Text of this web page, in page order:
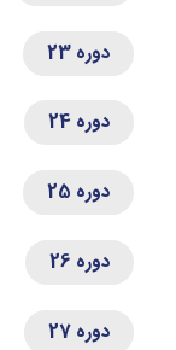
دوره 23
دوره 24
دوره 25
دوره 26
دوره 27